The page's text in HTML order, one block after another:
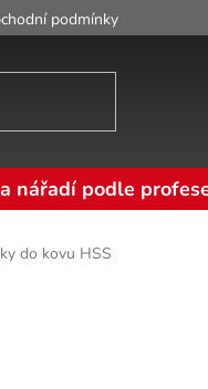
podmínky
nářadí podle
do kovu HSS